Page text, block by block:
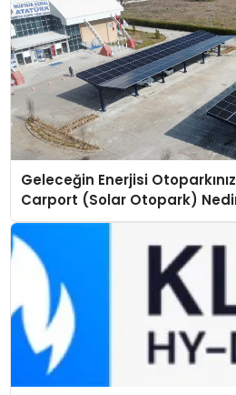
Geleceğin Enerjisi
Carport (Solar Otopark)